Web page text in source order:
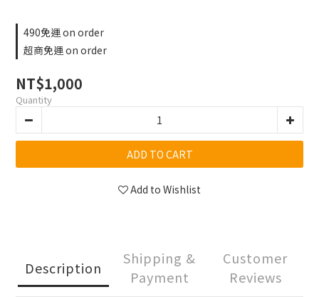
490免運 on order
超商免運 on order
NT$1,000
Quantity
ADD TO CART
Add to Wishlist
Description
Shipping &
Payment
Customer
Reviews